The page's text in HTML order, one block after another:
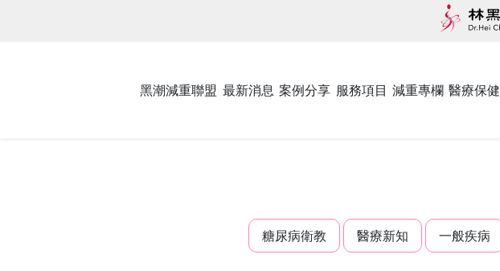
黑潮減重聯盟 最新消息 案例分享 服務項目 減重專欄 醫療保健
糖尿病衛教 醫療新知 一般疾病